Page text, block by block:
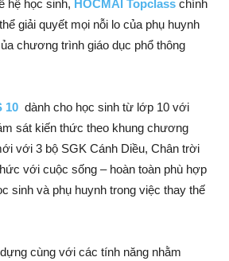
hệ học sinh, HOCMAI Topclass chính
giải quyết mọi nỗi lo của phụ huynh
chương trình giáo dục phổ thông
10 dành cho học sinh từ lớp 10 với
sát kiến thức theo khung chương
với 3 bộ SGK Cánh Diều, Chân trời
với cuộc sống – hoàn toàn phù hợp
sinh và phụ huynh trong việc thay thế
cùng với các tính năng nhằm